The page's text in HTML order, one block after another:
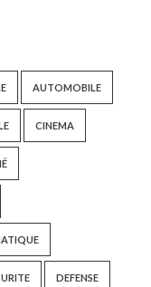
AUTOMOBILE
CINEMA
DEFENSE